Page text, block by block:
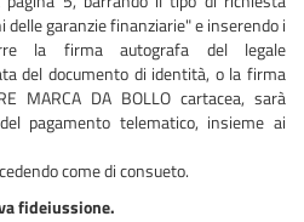
delle garanzie finanziarie" e inserendo i
la firma autografa del legale
del documento di identità, o la firma
MARCA DA BOLLO cartacea, sarà
pagamento telematico, insieme ai
come di consueto.
fideiussione.